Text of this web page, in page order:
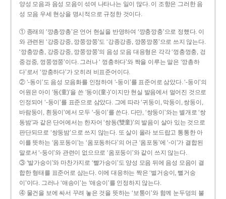
양성 모음과 음성 모음이 섞여 나타나는 일이 많다. 이 조항은 그러한 음
성 모음 우세 현상을 명시적으로 규정한 것이다.
① 종래의 ‘깡총깡총’은 언어 현실을 반영하여 ‘깡충깡충’으로 정했다. 이
와 관련된 ‘강중강중, 깡쭝깡쭝’도 ‘강종강종, 깡쫑깡쫑’으로 쓰지 않는다.
‘깡충깡충, 강중강중, 깡쭝깡쭝’의 음성 모음 대응형은 각각 ‘껑충껑충, 겅
중겅중, 껑쭝껑쭝’이다. 그러나 ‘ 껑충하다’와 짝을 이루는 말은 ‘깡총하
다’로서 ‘깡충하다’가 오히려 비표준어이다.
② ‘-동이’도 음성 모음화를 인정하여 ‘-둥이’를 표준어로 삼았다. ‘-둥이’의
어원은 아이 ‘동(童)’을 쓴 ‘동이(童-)’이지만 현실 발음에서 멀어진 것으로
인정되어 ‘-둥이’를 표준으로 삼았다. 그에 따라 ‘귀둥이, 막둥이, 쌍둥이,
바람둥이, 흰둥이’에서 모두 ‘-둥이’를 쓴다. 다만, ‘쌍둥이’와는 별개로 ‘쌍
동밤’과 같은 단어에서는 한자어 ‘쌍동(雙童)’의 발음이 살아 있는 것으로
판단되므로 ‘쌍둥밤’으로 쓰지 않는다. 또 살이 올라 보드랍고 통통한 아
이를 뜻하는 ‘옴포동이’는 ‘옴포동하다’의 어근 ‘옴포동’에 ‘-이’가 결합된
말로서 ‘-둥이’와 관련이 없으므로 ‘옴포둥이’와 같이 쓰지 않는다.
③ ‘발가숭이’와 마찬가지로 ‘빨가숭이’도 양성 모음 뒤에 음성 모음이 결
합한 형태를 표준어로 삼는다. 이에 대응하는 짝은 ‘벌거숭이, 뻘거숭
이’이다. 그러나 ‘애송이’는 ‘애숭이’를 인정하지 않는다.
④ 물건을 보에 싸서 꾸려 놓은 것을 뜻하는 ‘보퉁이’와 함께 눈두덩의 불